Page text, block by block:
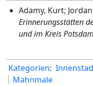
Adamy, Kurt;
Erinnerungsstätten
und im Kreis Potsdam
Kategorien:
Mahnmale